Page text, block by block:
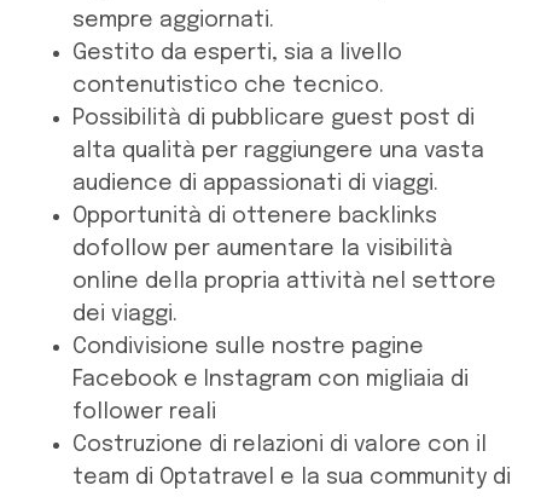
sempre aggiornati.
Gestito da esperti, sia a livello
contenutistico che tecnico.
Possibilità di pubblicare guest post di
alta qualità per raggiungere una vasta
audience di appassionati di viaggi.
Opportunità di ottenere backlinks
dofollow per aumentare la visibilità
online della propria attività nel settore
dei viaggi.
Condivisione sulle nostre pagine
Facebook e Instagram con migliaia di
follower reali
Costruzione di relazioni di valore con il
team di Optatravel e la sua community di